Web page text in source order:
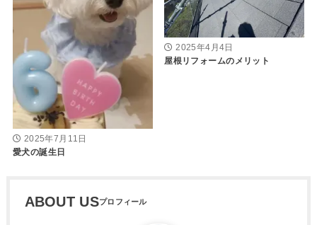
2025年7月11日
愛犬の誕生日
2025年4月4日
屋根リフォームのメリット
ABOUT US